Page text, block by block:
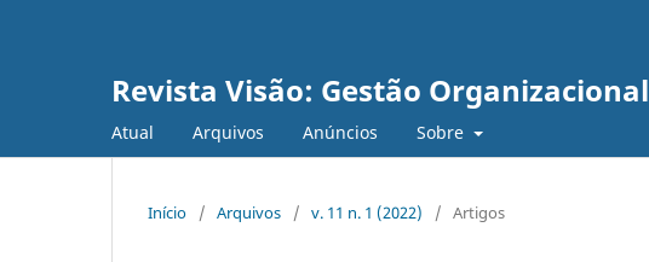
Revista Visão: Gestão Organizacional
Atual Arquivos Anúncios Sobre
Início / Arquivos / v. 11 n. 1 (2022) / Artigos